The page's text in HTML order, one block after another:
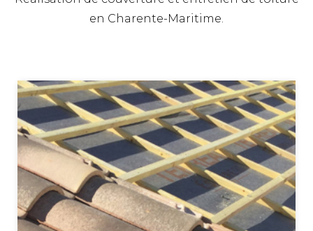
en Charente-Maritime.